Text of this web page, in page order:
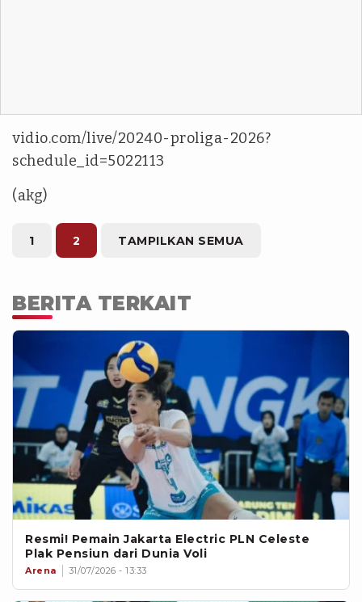
vidio.com/live/20240-proliga-2026?
schedule_id=5022113
(akg)
1 2 TAMPILKAN SEMUA
BERITA TERKAIT
Resmi! Pemain Jakarta Electric PLN Celeste
Plak Pensiun dari Dunia Voli
Arena 31/07/2026 - 13:33